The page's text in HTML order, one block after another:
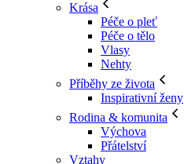
Krása
Péče o pleť
Péče o tělo
Vlasy
Nehty
Příběhy ze života
Inspirativní ženy
Rodina & komunita
Výchova
Přátelství
Vztahy